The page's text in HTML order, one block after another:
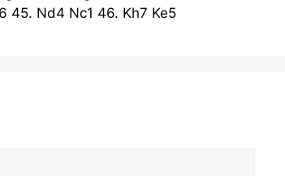
45. Nd4 Nc1 46. Kh7 Ke5